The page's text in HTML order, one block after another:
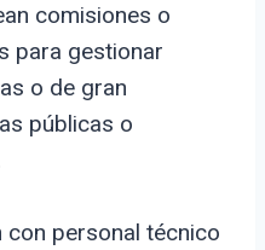
comisiones o
para gestionar
o de gran
públicas o
con personal técnico